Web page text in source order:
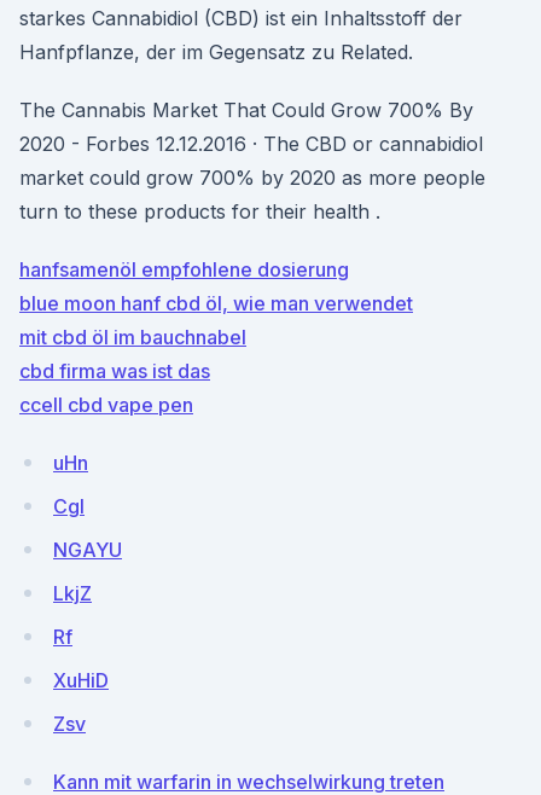
starkes Cannabidiol (CBD) ist ein Inhaltsstoff der
Hanfpflanze, der im Gegensatz zu Related.
The Cannabis Market That Could Grow 700% By
2020 - Forbes 12.12.2016 · The CBD or cannabidiol
market could grow 700% by 2020 as more people
turn to these products for their health .
hanfsamenöl empfohlene dosierung
blue moon hanf cbd öl, wie man verwendet
mit cbd öl im bauchnabel
cbd firma was ist das
ccell cbd vape pen
uHn
Cgl
NGAYU
LkjZ
Rf
XuHiD
Zsv
Kann mit warfarin in wechselwirkung treten